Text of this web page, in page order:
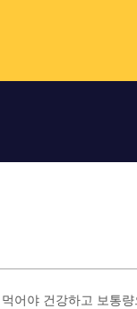
어야 건강하고 보통